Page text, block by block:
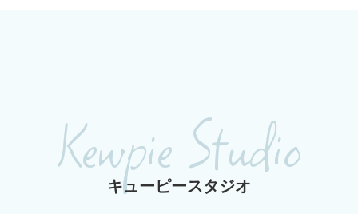
Kewpie Studio
キューピースタジオ